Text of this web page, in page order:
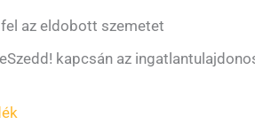
az eldobott szemetet
kapcsán az